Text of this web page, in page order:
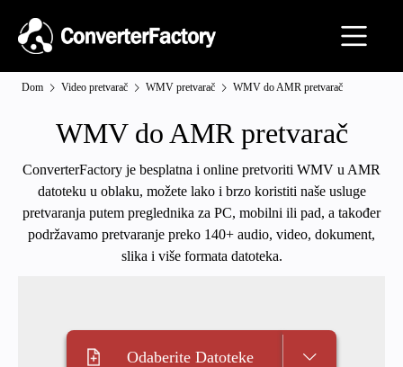
Dom Video pretvarač WMV pretvarač WMV do AMR pretvarač
WMV do AMR pretvarač
ConverterFactory je besplatna i online pretvoriti WMV u AMR
datoteku u oblaku, možete lako i brzo koristiti naše usluge
pretvaranja putem preglednika za PC, mobilni ili pad, a također
podržavamo pretvaranje preko 140+ audio, video, dokument,
slika i više formata datoteka.
Odaberite Datoteke